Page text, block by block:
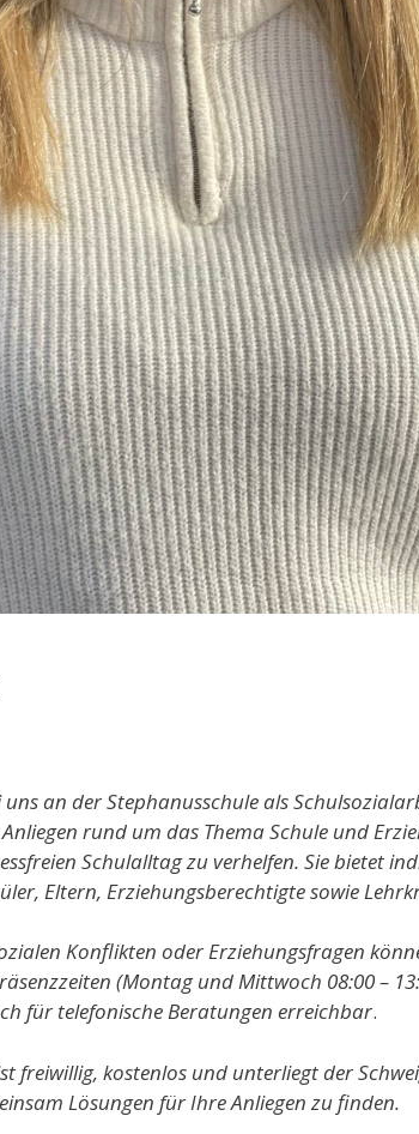
uns an der Stephanusschule als
rund um das Thema Schule und
Schulalltag zu verhelfen. Sie bietet
Eltern, Erziehungsberechtigte sowie
Konflikten oder Erziehungsfragen
(Montag und Mittwoch 08:00 –
für telefonische Beratungen erreichbar.
freiwillig, kostenlos und unterliegt der
Lösungen für Ihre Anliegen zu finden.